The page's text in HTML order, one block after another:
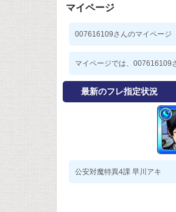
マイページ
007616109さんのマイページ
マイページでは、007616109
最新のフレ指定状況
公安対魔特異4課 早川アキ